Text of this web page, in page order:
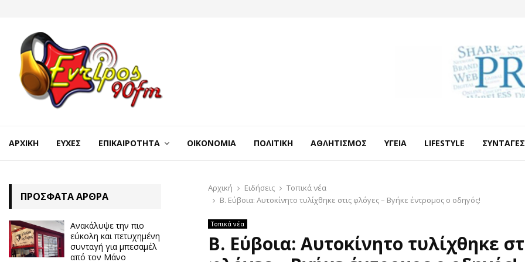
ΑΡΧΙΚΉ ΕΥΧΈΣ ΕΠΙΚΑΙΡΌΤΗΤΑ ΟΙΚΟΝΟΜΊΑ ΠΟΛΙΤΙΚΉ ΑΘΛΗΤΙΣΜΌΣ ΥΓΕΊΑ LIFESTYLE ΣΥΝΤΑΓΈΣ
Αρχική Ειδήσεις
Τοπικά νέα
Β. Εύβοια: Αυτοκίνητο τυλίχθηκε στις φλόγες – Βγήκε έντρομος ο οδηγός!
Τοπικά νέα
Β. Εύβοια: Αυτοκίνητο τυλίχθηκε
ΠΡΌΣΦΑΤΑ ΆΡΘΡΑ
Ανακάλυψε την πιο
εύκολη και πετυχημένη
συνταγή για μπεσαμέλ
από τον Μάνο